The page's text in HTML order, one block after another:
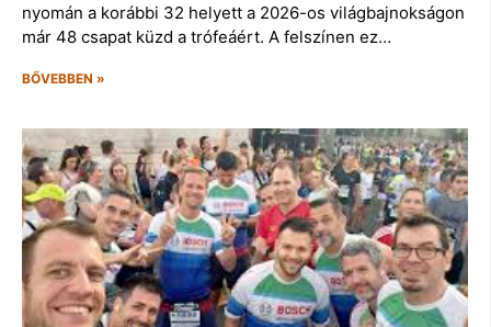
nyomán a korábbi 32 helyett a 2026-os világbajnokságon
már 48 csapat küzd a trófeáért. A felszínen ez…
BŐVEBBEN »